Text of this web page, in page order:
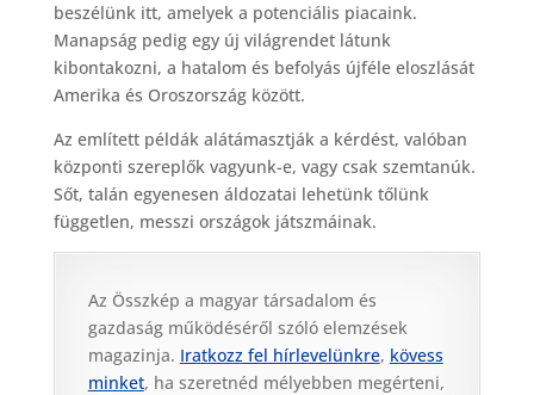
beszélünk itt, amelyek a potenciális piacaink.
Manapság pedig egy új világrendet látunk
kibontakozni, a hatalom és befolyás újféle eloszlását
Amerika és Oroszország között.
Az említett példák alátámasztják a kérdést, valóban
központi szereplők vagyunk-e, vagy csak szemtanúk.
Sőt, talán egyenesen áldozatai lehetünk tőlünk
független, messzi országok játszmáinak.
Az Összkép a magyar társadalom és
gazdaság működéséről szóló elemzések
magazinja. Iratkozz fel hírlevelünkre, kövess
minket, ha szeretnéd mélyebben megérteni,